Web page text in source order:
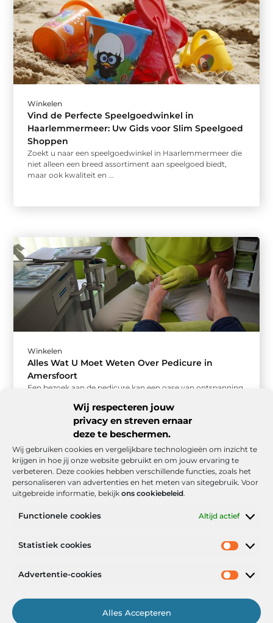
Wij respecteren jouw
privacy en streven ernaar
deze te beschermen.
Wij gebruiken cookies en vergelijkbare technologieën om inzicht te
krijgen in hoe jij onze website gebruikt en om jouw ervaring te
verbeteren. Deze cookies hebben verschillende functies, zoals het
personaliseren van advertenties en het meten van sitegebruik. Voor
uitgebreide informatie, bekijk ons cookiebeleid.
Functionele cookies Altijd actief
Statistiek cookies
Advertentie-cookies
Alles Accepteren
Winkelen
Vind de Perfecte Speelgoedwinkel in
Haarlemmermeer: Uw Gids voor Slim Speelgoed
Shoppen
Zoekt u naar een speelgoedwinkel in Haarlemmermeer die
niet alleen een breed assortiment aan speelgoed biedt,
maar ook kwaliteit en ...
Winkelen
Alles Wat U Moet Weten Over Pedicure in
Amersfoort
Een bezoek aan de pedicure kan een oase van ontspanning
Onze informatie